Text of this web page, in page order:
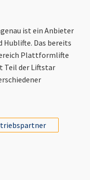
ist ein Anbieter
Das bereits
Plattformlifte
Teil der Liftstar